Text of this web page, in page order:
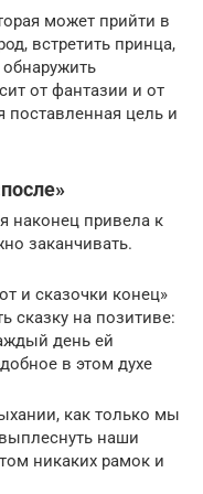
может прийти в
встретить принца,
обнаружить
от фантазии и от
поставленная цель и
наконец привела к
заканчивать.
и сказочки конец»
сказку на позитиве:
день ей
в этом духе
как только мы
наши
никаких рамок и